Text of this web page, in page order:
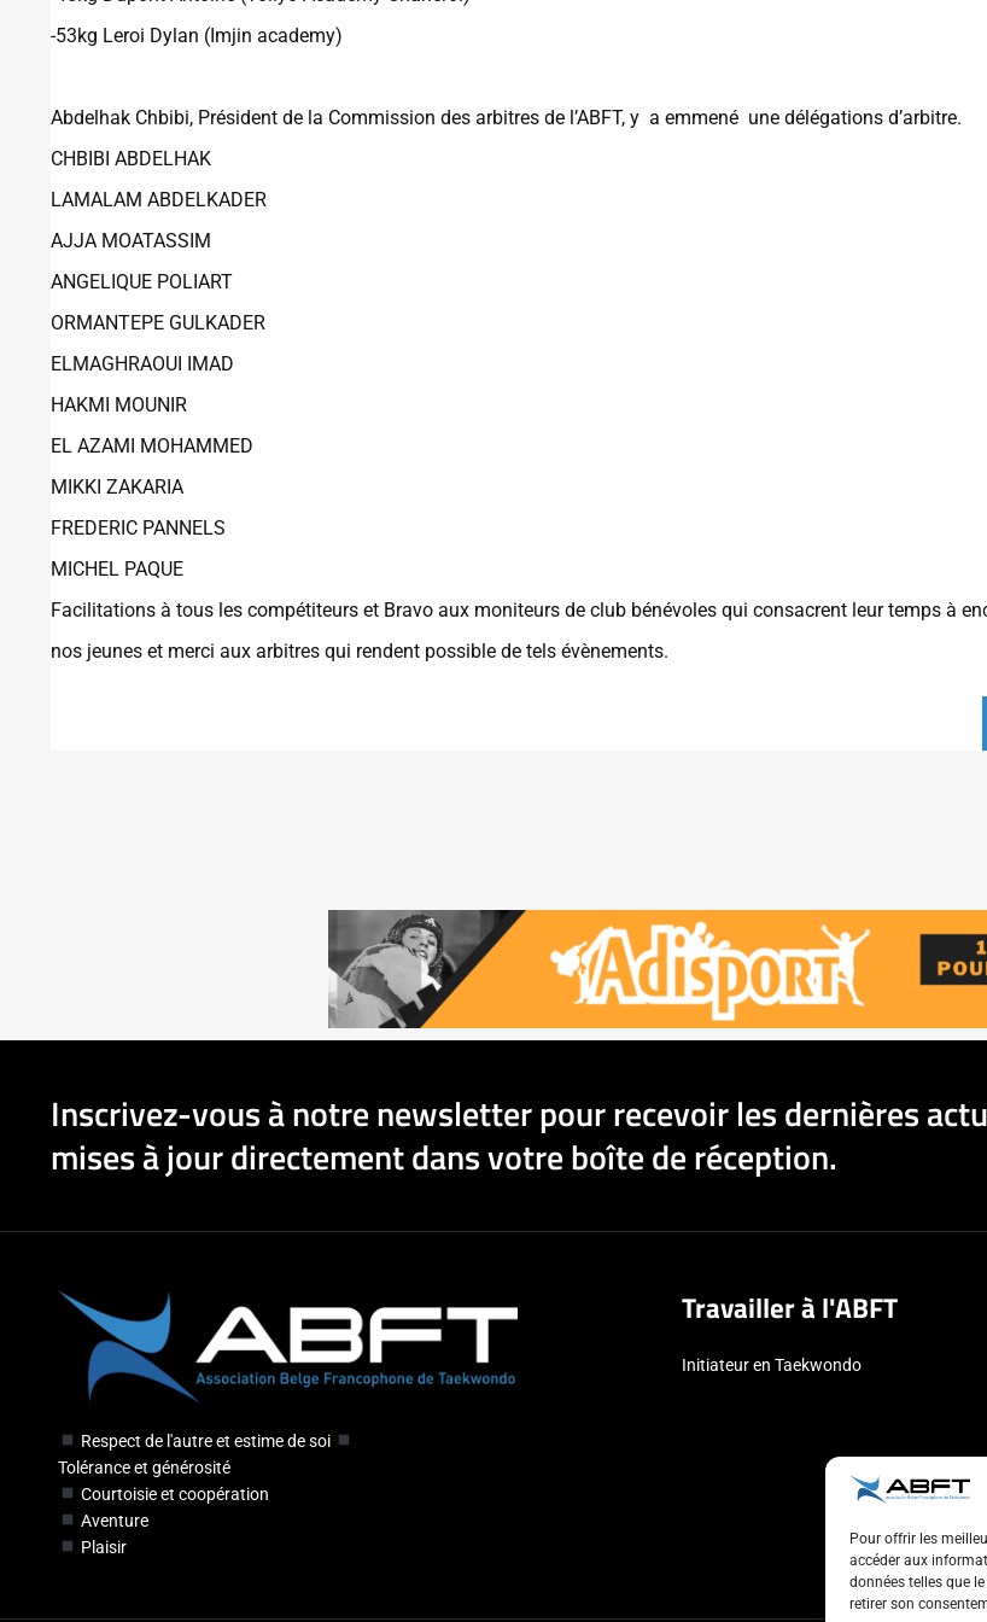
Pour offrir les
accéder aux
données telles que
retirer son
-53kg Leroi Dylan (Imjin academy)
Abdelhak Chbibi, Président de la Commission des arbitres de l’ABFT, y a emmené une délégations d’arbitre.
CHBIBI ABDELHAK
LAMALAM ABDELKADER
AJJA MOATASSIM
ANGELIQUE POLIART
ORMANTEPE GULKADER
ELMAGHRAOUI IMAD
HAKMI MOUNIR
EL AZAMI MOHAMMED
MIKKI ZAKARIA
FREDERIC PANNELS
MICHEL PAQUE
Facilitations à tous les compétiteurs et Bravo aux moniteurs de club bénévoles qui consacrent leur temps à
nos jeunes et merci aux arbitres qui rendent possible de tels évènements.
Inscrivez-vous à notre newsletter pour recevoir les dernières
mises à jour directement dans votre boîte de réception.
Respect de l'autre et estime de soi
Tolérance et générosité
Courtoisie et coopération
Aventure
Plaisir
Travailler à l'ABFT
Initiateur en Taekwondo